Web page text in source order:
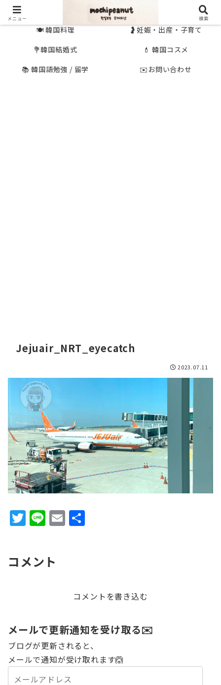
🍽 韓国料理
🤰妊娠・出産・子育て
💐韓国結婚式
💄 韓国コスメ
📚 韓国語勉強 / 留学
✉️お問い合わせ
Jejuair_NRT_eyecatch
2023.07.11
T
w
te
Li
n
E
m
コメント
コメントを書き込む
メールで更新通知を受け取る✉️
ブログが更新されると、
メールで通知が受け取れます🙆
メニュー 検索